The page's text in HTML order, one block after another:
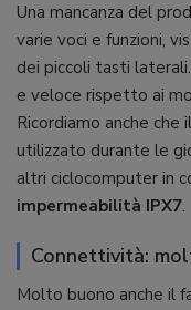
Una mancanza del
varie voci e funzioni,
dei piccoli tasti
e veloce rispetto ai
Ricordiamo anche che
utilizzato durante le
altri ciclocomputer in
impermeabilità IPX7.
Connettività:
Molto buono anche il